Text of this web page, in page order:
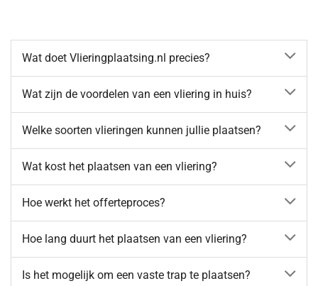
Wat doet Vlieringplaatsing.nl precies?
Wat zijn de voordelen van een vliering in huis?
Welke soorten vlieringen kunnen jullie plaatsen?
Wat kost het plaatsen van een vliering?
Hoe werkt het offerteproces?
Hoe lang duurt het plaatsen van een vliering?
Is het mogelijk om een vaste trap te plaatsen?